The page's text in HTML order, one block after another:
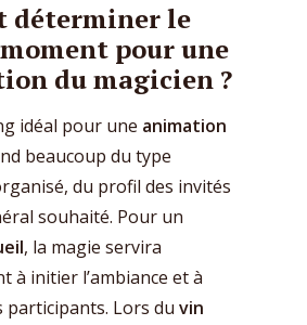
déterminer le
pour une
du magicien ?
idéal pour une animation
beaucoup du type
du profil des invités
souhaité. Pour un
, la magie servira
à initier l’ambiance et à
participants. Lors du vin